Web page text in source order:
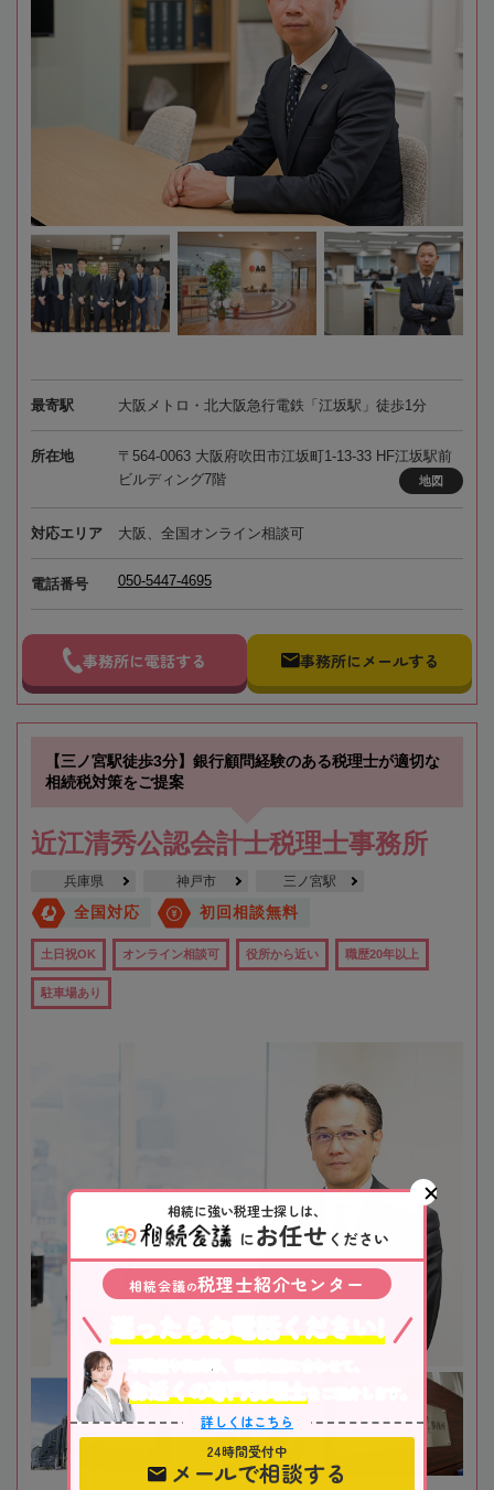
最寄駅 大阪メトロ・北大阪急行電鉄「江坂駅」徒歩1分
所在地
〒564-0063 大阪府吹田市江坂町1-13-33 HF江坂駅前
ビルディング7階
地図
対応エリア 大阪、全国オンライン相談可
電話番号 050-5447-4695
事務所に電話する 事務所にメールする
【三ノ宮駅徒歩3分】銀行顧問経験のある税理士が適切な
相続税対策をご提案
近江清秀公認会計士税理士事務所
兵庫県 神戸市 三ノ宮駅
全国対応 初回相談無料
土日祝OK オンライン相談可 役所から近い 職歴20年以上
駐車場あり
相続に強い税理士探しは、
にお任せ ください
相続会議の税理士紹介センター
不動産や株式等、相続資産に合わせて、
お近くの専門税理士
をご紹介します。
詳しくはこちら
24時間受付中
メールで相談する